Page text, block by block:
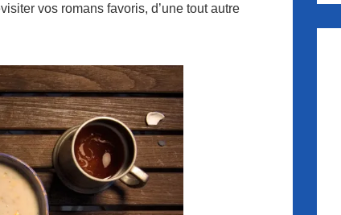
vos romans favoris, d’une tout autre